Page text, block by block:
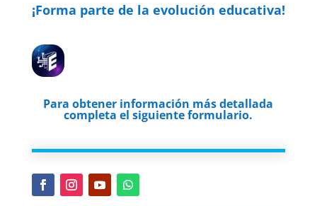
¡Forma parte de la evolución educativa!
Para obtener información más detallada
completa el siguiente formulario.